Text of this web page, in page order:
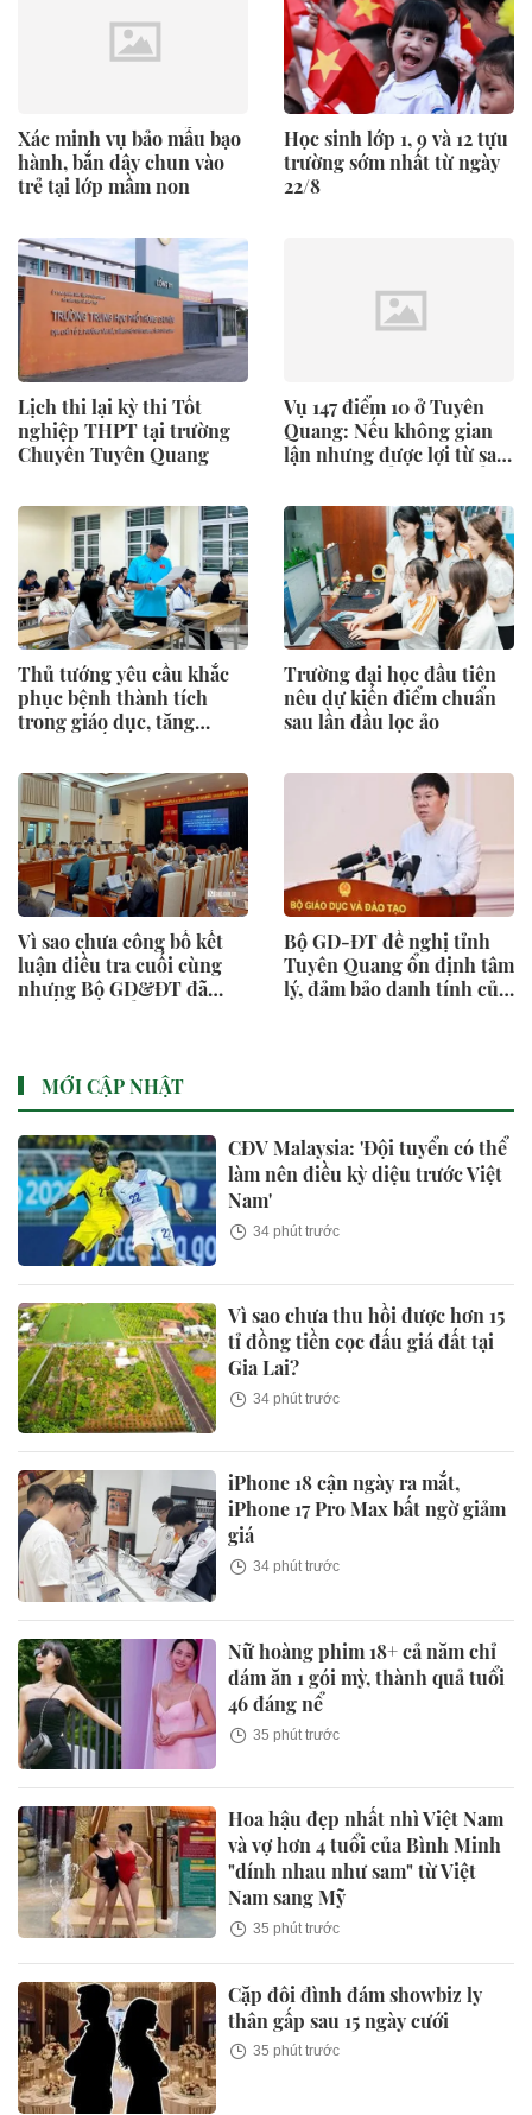
Xác minh vụ bảo mẫu bạo
hành, bắn dây chun vào
trẻ tại lớp mầm non
Học sinh lớp 1, 9 và 12 tựu
trường sớm nhất từ ngày
22/8
Lịch thi lại kỳ thi Tốt
nghiệp THPT tại trường
Chuyên Tuyên Quang
Vụ 147 điểm 10 ở Tuyên
Quang: Nếu không gian
lận nhưng được lợi từ sai
không?
Thủ tướng yêu cầu khắc
phục bệnh thành tích
trong giáo dục, tăng
cử và lạm thu
Trường đại học đầu tiên
nêu dự kiến điểm chuẩn
sau lần đầu lọc ảo
Vì sao chưa công bố kết
luận điều tra cuối cùng
nhưng Bộ GD&ĐT đã
Bộ GD-ĐT đề nghị tỉnh
Tuyên Quang ổn định tâm
lý, đảm bảo danh tính của
MỚI CẬP NHẬT
CĐV Malaysia: 'Đội tuyển có thể
làm nên điều kỳ diệu trước Việt
Nam'
34 phút trước
Vì sao chưa thu hồi được hơn 15
tỉ đồng tiền cọc đấu giá đất tại
Gia Lai?
34 phút trước
iPhone 18 cận ngày ra mắt,
iPhone 17 Pro Max bất ngờ giảm
giá
34 phút trước
Nữ hoàng phim 18+ cả năm chỉ
dám ăn 1 gói mỳ, thành quả tuổi
46 đáng nể
35 phút trước
Hoa hậu đẹp nhất nhì Việt Nam
và vợ hơn 4 tuổi của Bình Minh
"dính nhau như sam" từ Việt
Nam sang Mỹ
35 phút trước
Cặp đôi đình đám showbiz ly
thân gấp sau 15 ngày cưới
35 phút trước